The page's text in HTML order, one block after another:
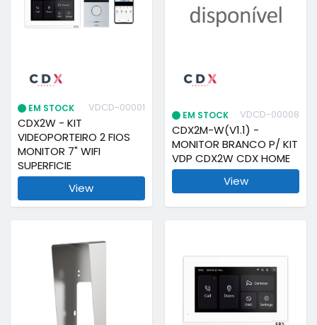
EM STOCK VDCD-00001
CDX2W - KIT
VIDEOPORTEIRO 2 FIOS
MONITOR 7" WIFI
SUPERFICIE
View
EM STOCK VDCD-00008
CDX2M-W(V1.1) -
MONITOR BRANCO P/ KIT
VDP CDX2W CDX HOME
View